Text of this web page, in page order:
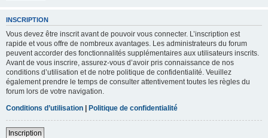
INSCRIPTION
Vous devez être inscrit avant de pouvoir vous connecter. L’inscription est
rapide et vous offre de nombreux avantages. Les administrateurs du forum
peuvent accorder des fonctionnalités supplémentaires aux utilisateurs inscrits.
Avant de vous inscrire, assurez-vous d’avoir pris connaissance de nos
conditions d’utilisation et de notre politique de confidentialité. Veuillez
également prendre le temps de consulter attentivement toutes les règles du
forum lors de votre navigation.
Conditions d’utilisation | Politique de confidentialité
Inscription